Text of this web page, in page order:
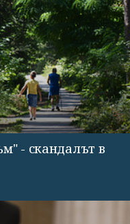
- скандалът в